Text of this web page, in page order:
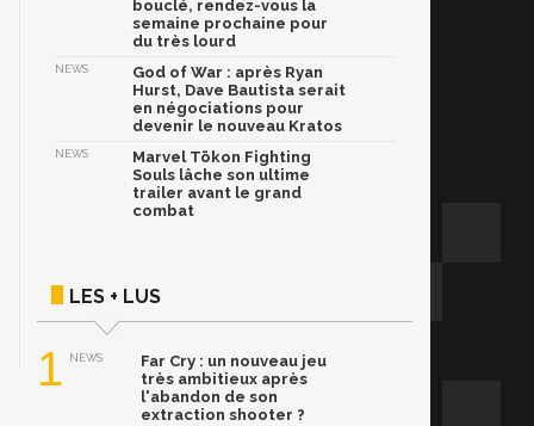
bouclé, rendez-vous la
semaine prochaine pour
du très lourd
NEWS
God of War : après Ryan
Hurst, Dave Bautista serait
en négociations pour
devenir le nouveau Kratos
NEWS
Marvel Tōkon Fighting
Souls lâche son ultime
trailer avant le grand
combat
LES + LUS
1 NEWS
Far Cry : un nouveau jeu
très ambitieux après
l'abandon de son
extraction shooter ?